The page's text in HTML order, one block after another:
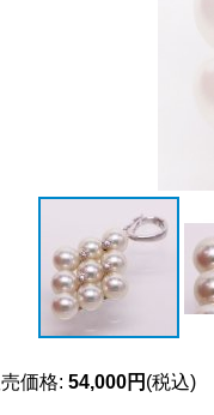
価格: 54,000円 (税込)